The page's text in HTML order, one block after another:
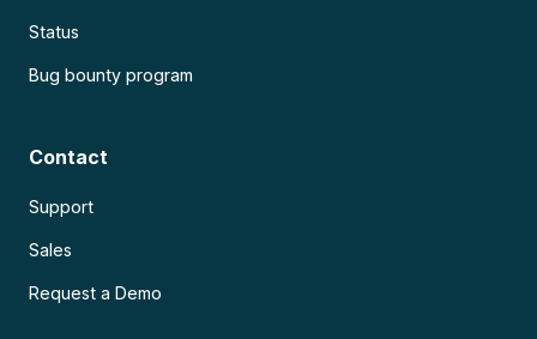
Status
Bug bounty program
Contact
Support
Sales
Request a Demo